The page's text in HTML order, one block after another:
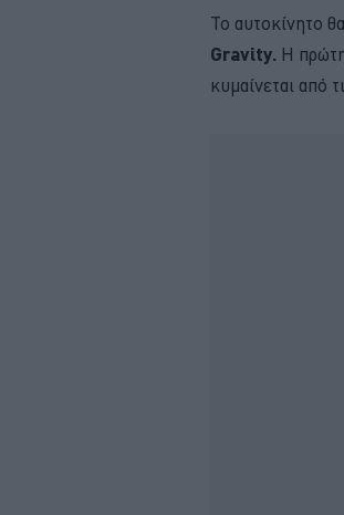
Το αυτοκίνητο
Gravity. H
κυμαίνεται από